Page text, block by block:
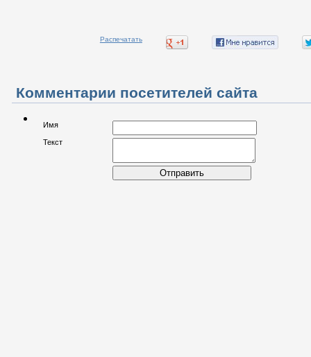
Распечатать
Комментарии посетителей сайта
Имя
Текст
Отправить